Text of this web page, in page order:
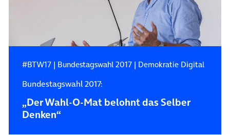
#BTW17| Bundestagswahl 2017| Demokratie Digital
Bundestagswahl 2017:
„Der Wahl-O-Mat belohnt das Selber
Denken“